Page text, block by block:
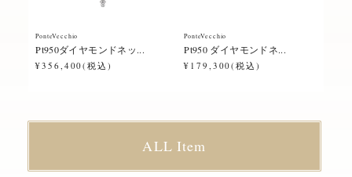
PonteVecchio
Pt950ダイヤモンドネッ...
¥356,400(税込)
PonteVecchio
Pt950 ダイヤモンドネ...
¥179,300(税込)
ALL Item